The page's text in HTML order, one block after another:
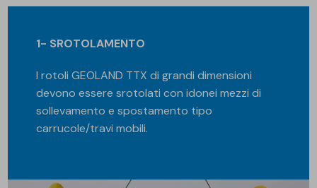
1- SROTOLAMENTO
I rotoli GEOLAND TTX di grandi dimensioni
devono essere srotolati con idonei mezzi di
sollevamento e spostamento tipo
carrucole/travi mobili.